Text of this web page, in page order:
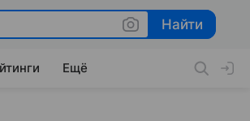
Найти
Найти
Ещё